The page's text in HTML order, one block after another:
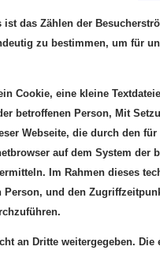
ist das Zählen der
zu bestimmen, um für
Cookie, eine kleine
betroffenen Person, Mit
Webseite, die durch den
auf dem System der
Im Rahmen dieses
Person, und den
an Dritte weitergegeben.